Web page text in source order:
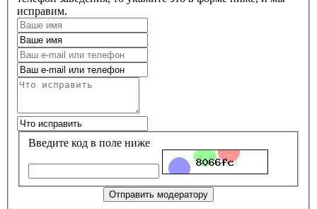
исправим.
Введите код в поле ниже
Отправить модератору